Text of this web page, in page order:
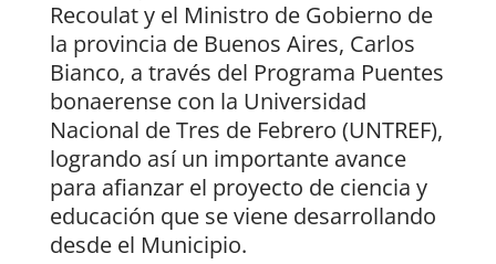
Recoulat y el Ministro de Gobierno de
la provincia de Buenos Aires, Carlos
Bianco, a través del Programa Puentes
bonaerense con la Universidad
Nacional de Tres de Febrero (UNTREF),
logrando así un importante avance
para afianzar el proyecto de ciencia y
educación que se viene desarrollando
desde el Municipio.